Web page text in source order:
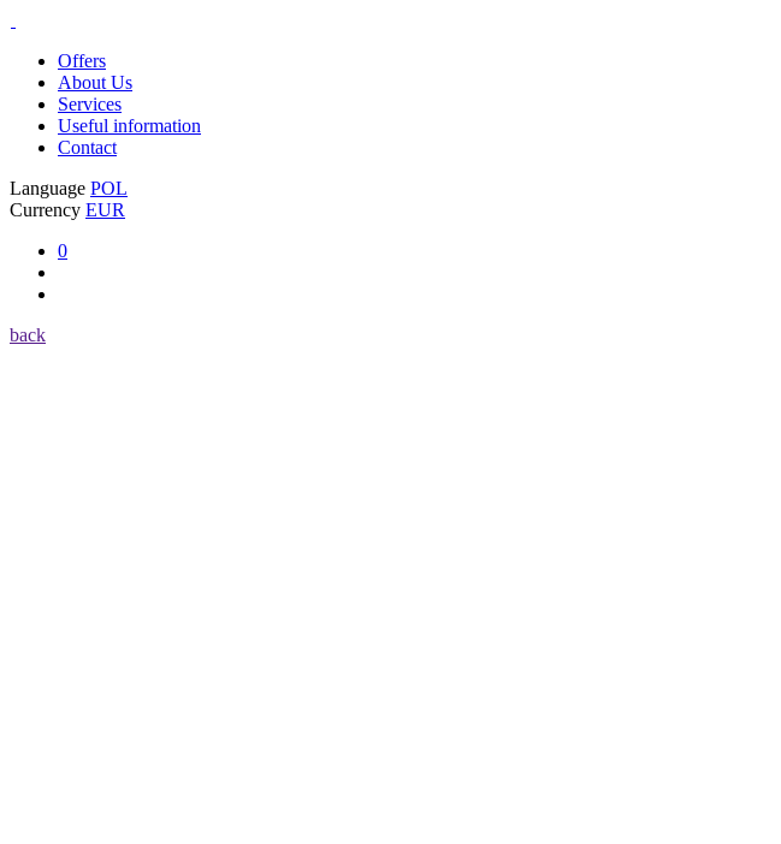
Offers
About Us
Services
Useful information
Contact
Language POL
Currency EUR
0
back